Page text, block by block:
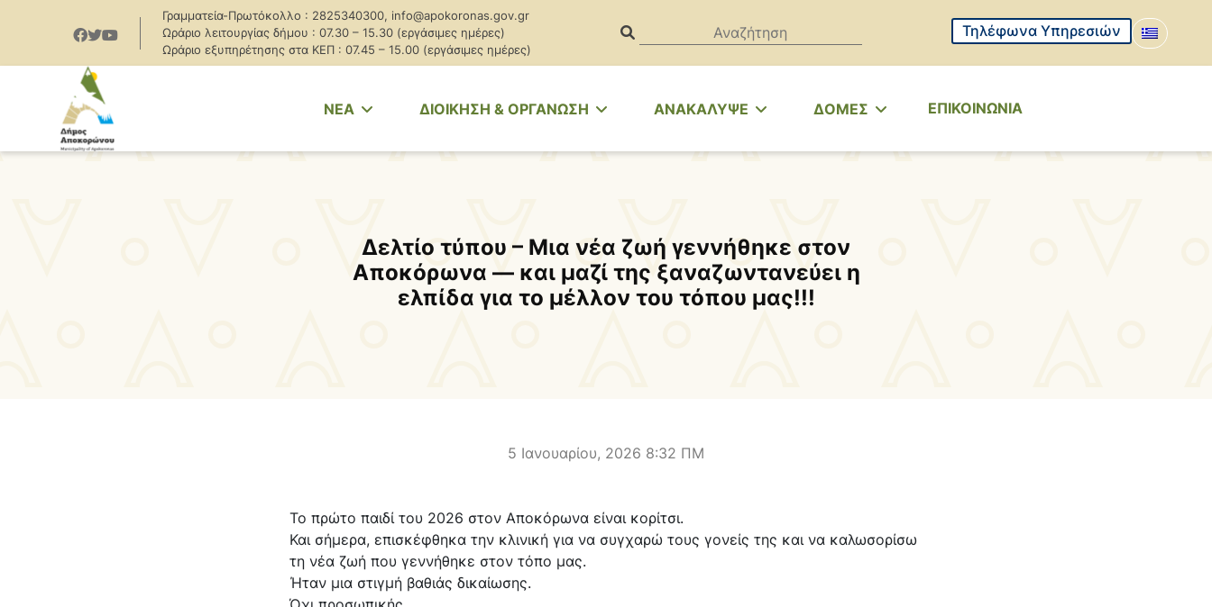
Γραμματεία-Πρωτόκολλο : 2825340300, info@apokoronas.gov.gr
Ωράριο λειτουργίας δήμου : 07.30 – 15.30 (εργάσιμες ημέρες)
Ωράριο εξυπηρέτησης στα ΚΕΠ : 07.45 – 15.00 (εργάσιμες ημέρες)
Τηλέφωνα Υπηρεσιών
NEA ΔΙΟΙΚΗΣΗ & ΟΡΓΑΝΩΣΗ ΑΝΑΚΑΛΥΨΕ ΔΟΜΕΣ ΕΠΙΚΟΙΝΩΝΙΑ
Δελτίο τύπου – Μια νέα ζωή γεννήθηκε στον
Αποκόρωνα — και μαζί της ξαναζωντανεύει η
ελπίδα για το μέλλον του τόπου μας!!!
5 Ιανουαρίου, 2026 8:32 ΠΜ
Το πρώτο παιδί του 2026 στον Αποκόρωνα είναι κορίτσι.
Και σήμερα, επισκέφθηκα την κλινική για να συγχαρώ τους γονείς της και να καλωσορίσω
τη νέα ζωή που γεννήθηκε στον τόπο μας.
Ήταν μια στιγμή βαθιάς δικαίωσης.